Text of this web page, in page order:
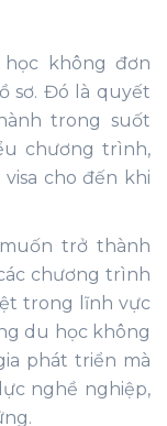
không đơn
sơ. Đó là quyết
trong suốt
chương trình,
cho đến khi
trở thành
chương trình
trong lĩnh vực
du học không
phát triển mà
nghề nghiệp,